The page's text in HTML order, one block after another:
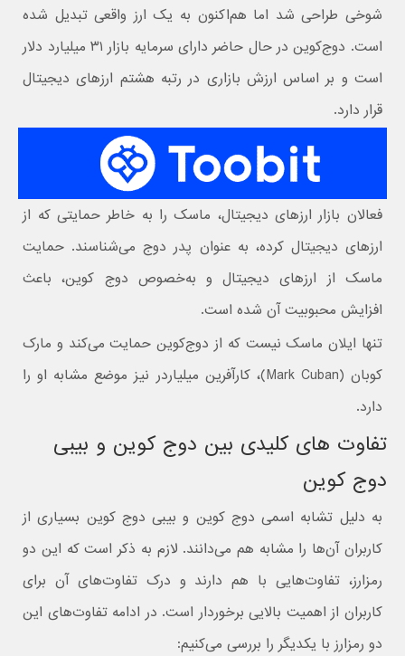
شوخی طراحی شد اما هم‌اکنون به یک ارز واقعی تبدیل شده
است. دوج‌کوین در حال حاضر دارای سرمایه بازار ۳۱ میلیارد دلار
است و بر اساس ارزش بازاری در رتبه هشتم ارزهای دیجیتال
قرار دارد.
فعالان بازار ارزهای دیجیتال، ماسک را به خاطر حمایتی که از
ارزهای دیجیتال کرده، به عنوان پدر دوج می‌شناسند. حمایت
ماسک از ارزهای دیجیتال و به‌خصوص دوج کوین، باعث
افزایش محبوبیت آن شده است.
تنها ایلان ماسک نیست که از دوج‌کوین حمایت می‌کند و مارک
کوبان (Mark Cuban)، کارآفرین میلیاردر نیز موضع مشابه او را
دارد.
تفاوت ‌های کلیدی بین دوج کوین و بیبی
دوج کوین
به دلیل تشابه اسمی دوج کوین و بیبی دوج کوین بسیاری از
کاربران آن‌ها را مشابه هم می‌دانند. لازم به ذکر است که این دو
رمزارز، تفاوت‌هایی با هم دارند و درک تفاوت‌های آن برای
کاربران از اهمیت بالایی برخوردار است. در ادامه تفاوت‌های این
دو رمزارز با یکدیگر را بررسی می‌کنیم: